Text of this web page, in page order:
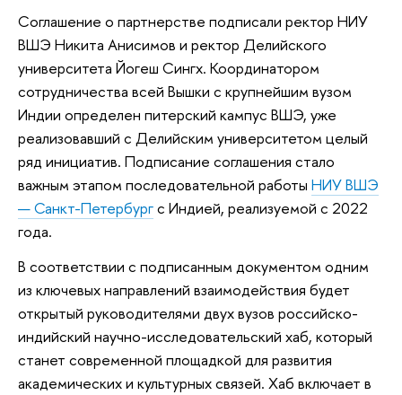
Соглашение о партнерстве подписали ректор НИУ
ВШЭ Никита Анисимов и ректор Делийского
университета Йогеш Сингх. Координатором
сотрудничества всей Вышки с крупнейшим вузом
Индии определен питерский кампус ВШЭ, уже
реализовавший с Делийским университетом целый
ряд инициатив. Подписание соглашения стало
важным этапом последовательной работы НИУ ВШЭ
— Санкт-Петербургс Индией, реализуемой с 2022
года.
В соответствии с подписанным документом одним
из ключевых направлений взаимодействия будет
открытый руководителями двух вузов российско-
индийский научно-исследовательский хаб, который
станет современной площадкой для развития
академических и культурных связей. Хаб включает в